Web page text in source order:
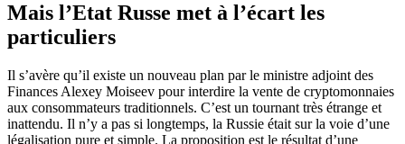
Mais l’Etat Russe met à l’écart les
particuliers
Il s’avère qu’il existe un nouveau plan par le ministre adjoint des
Finances Alexey Moiseev pour interdire la vente de cryptomonnaies
aux consommateurs traditionnels. C’est un tournant très étrange et
inattendu. Il n’y a pas si longtemps, la Russie était sur la voie d’une
légalisation pure et simple. La proposition est le résultat d’une